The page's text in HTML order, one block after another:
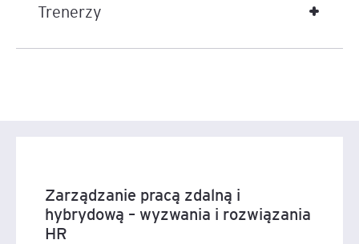
Trenerzy
Zarządzanie pracą zdalną i
hybrydową – wyzwania i rozwiązania
HR